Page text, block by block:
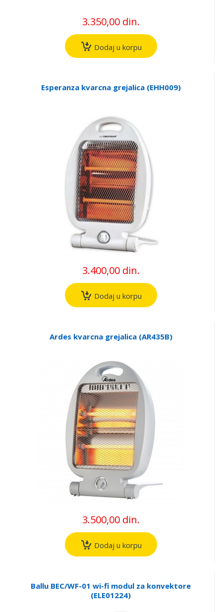
3.350,00 din.
Dodaj u korpu
Esperanza kvarcna grejalica (EHH009)
3.400,00 din.
Dodaj u korpu
Ardes kvarcna grejalica (AR435B)
3.500,00 din.
Dodaj u korpu
Ballu BEC/WF-01 wi-fi modul za konvektore
(ELE01224)